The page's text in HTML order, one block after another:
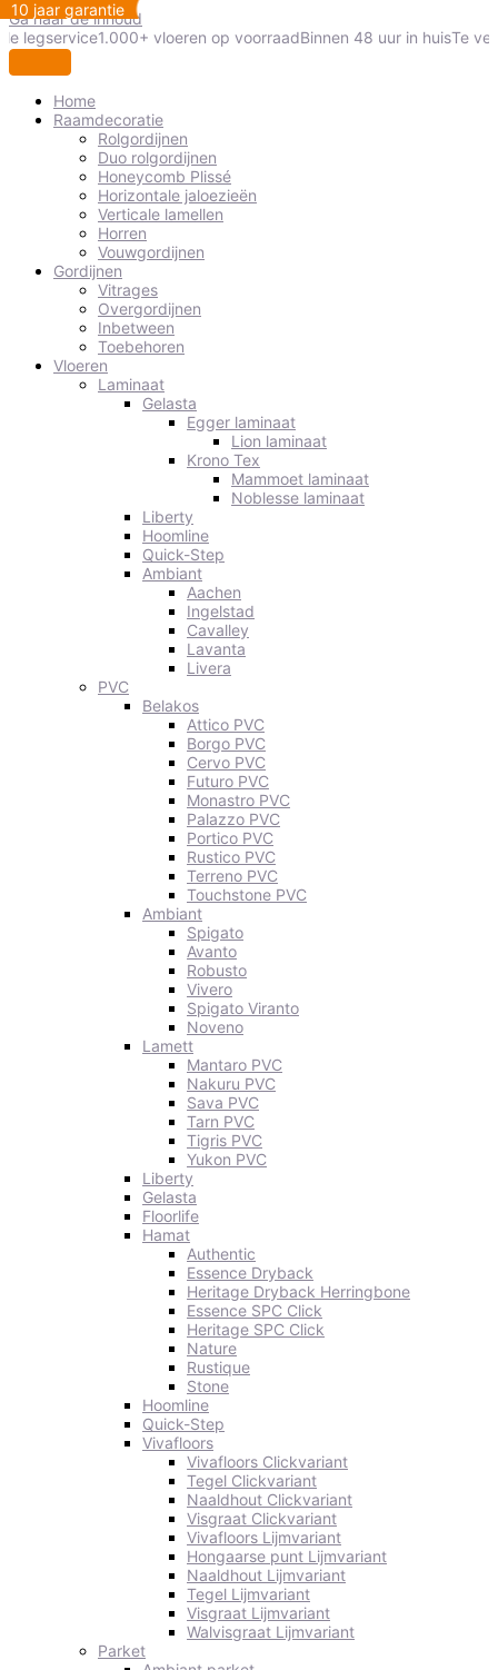
Ga naar de inhoud
legservice1.000+ vloeren op voorraadBinnen 48 uur in huisTe
Home
Raamdecoratie
Rolgordijnen
Duo rolgordijnen
Honeycomb Plissé
Horizontale jaloezieën
Verticale lamellen
Horren
Vouwgordijnen
Gordijnen
Vitrages
Overgordijnen
Inbetween
Toebehoren
Vloeren
Laminaat
Gelasta
Egger laminaat
Lion laminaat
Krono Tex
Mammoet laminaat
Noblesse laminaat
Liberty
Hoomline
Quick-Step
Ambiant
Aachen
Ingelstad
Cavalley
Lavanta
Livera
PVC
Belakos
Attico PVC
Borgo PVC
Cervo PVC
Futuro PVC
Monastro PVC
Palazzo PVC
Portico PVC
Rustico PVC
Terreno PVC
Touchstone PVC
Ambiant
Spigato
Avanto
Robusto
Vivero
Spigato Viranto
Noveno
Lamett
Mantaro PVC
Nakuru PVC
Sava PVC
Tarn PVC
Tigris PVC
Yukon PVC
Liberty
Gelasta
Floorlife
Hamat
Authentic
Essence Dryback
Heritage Dryback Herringbone
Essence SPC Click
Heritage SPC Click
Nature
Rustique
Stone
Hoomline
Quick-Step
Vivafloors
Vivafloors Clickvariant
Tegel Clickvariant
Naaldhout Clickvariant
Visgraat Clickvariant
Vivafloors Lijmvariant
Hongaarse punt Lijmvariant
Naaldhout Lijmvariant
Tegel Lijmvariant
Visgraat Lijmvariant
Walvisgraat Lijmvariant
Parket
10 jaar garantie